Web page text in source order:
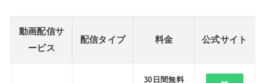
動画配信サ
ービス
配信タイプ 料金 公式サイト
30日間無料